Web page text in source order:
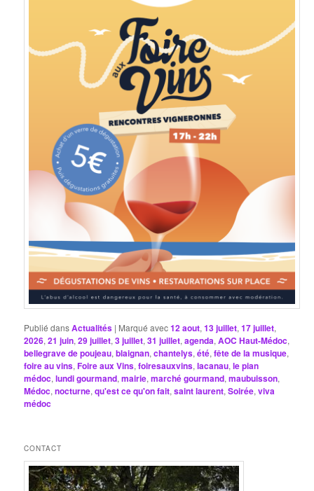
Publié dansActualités | Marqué avec12 aout,13 juillet,17 juillet,
2026,21 juin,29 juillet,3 juillet,31 juillet,agenda,AOC Haut-Médoc,
bellegrave de poujeau,blaignan,chantelys,été,fête de la musique,
foire au vins,Foire aux Vins,foiresauxvins,lacanau,le pian
médoc,lundi gourmand,mairie,marché gourmand,maubuisson,
Médoc,nocturne,qu'est ce qu'on fait,saint laurent,Soirée,viva
médoc
CONTACT